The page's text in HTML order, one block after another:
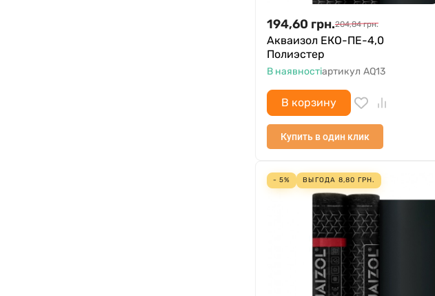
194,60 грн.204,84 грн.
Акваизол ЕКО-ПЕ-4,0
Полиэстер
В наявностіартикул AQ13
В корзину
Купить в один клик
- 5% ВЫГОДА 8,80 ГРН.